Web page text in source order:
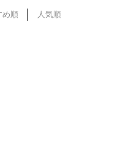
め順 人気順